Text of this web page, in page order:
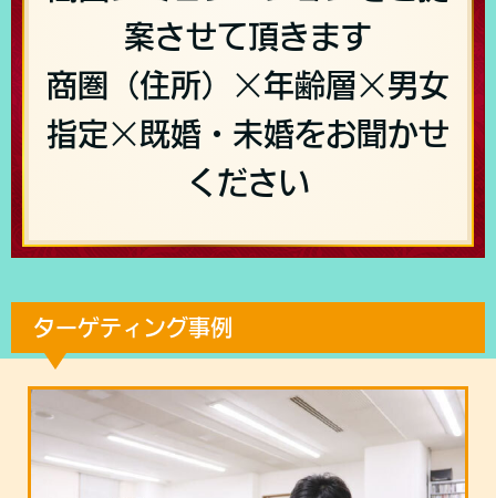
案させて頂きます
商圏（住所）×年齢層×男女
指定×既婚・未婚をお聞かせ
ください
ターゲティング事例